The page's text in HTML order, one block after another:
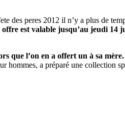
des peres 2012 il n’y a plus de
offre est valable jusqu’au jeudi 14
que l’on en a offert un à sa mère.
hommes, a préparé une collection